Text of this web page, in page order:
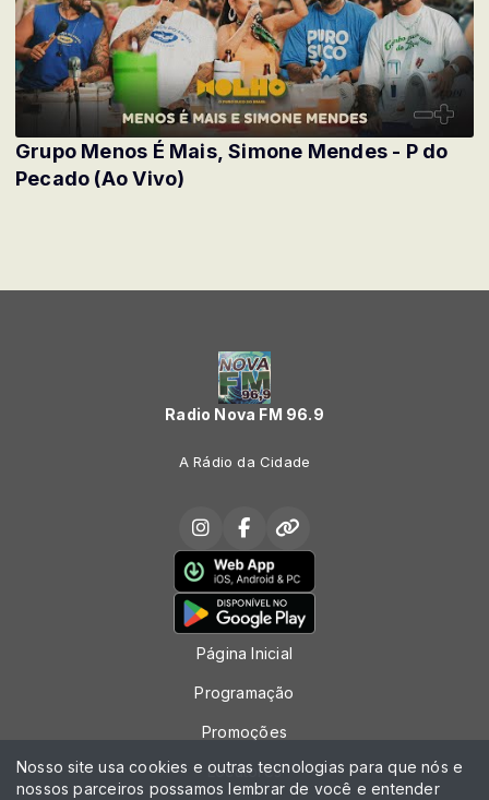
Grupo Menos É Mais, Simone Mendes - P do
Pecado (Ao Vivo)
Radio Nova FM 96.9
A Rádio da Cidade
Página Inicial
Programação
Promoções
Locutores
Nosso site usa cookies e outras tecnologias para que nós e
nossos parceiros possamos lembrar de você e entender